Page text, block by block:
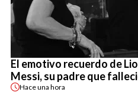
El emotivo recuerdo de
Messi, su padre que
Haceuna hora